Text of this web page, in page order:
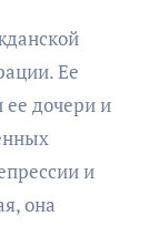
Ее
ее дочери и
и
она